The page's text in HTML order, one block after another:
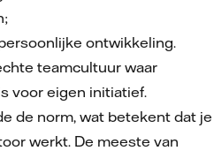
ontwikkeling.
teamcultuur waar
voor eigen initiatief.
de norm, wat betekent dat je
werkt. De meeste van